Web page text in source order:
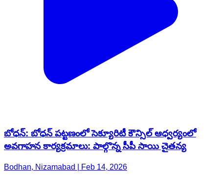
బోధన్: బోధన్ పట్టణంలో సెక్యూరిటీ కౌన్సిల్ ఆధ్వర్యంలో
అవగాహన కార్యక్రమాలు: పాల్గొన్న సీపీ సాయి చైతన్య
Bodhan, Nizamabad | Feb 14, 2026